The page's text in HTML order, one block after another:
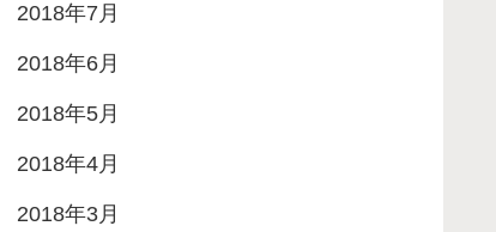
2018年7月
2018年6月
2018年5月
2018年4月
2018年3月